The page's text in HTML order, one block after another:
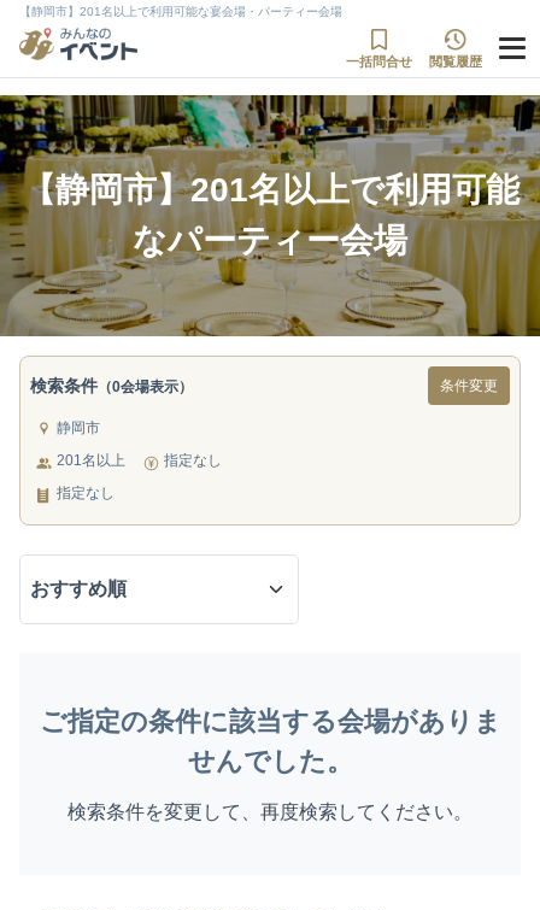
【静岡市】201名以上で利用可能な宴会場・パーティー会場
一括問合せ 閲覧履歴
【静岡市】201名以上で利用可能
なパーティー会場
検索条件 （0会場表示） 条件変更
静岡市
201名以上
指定なし
指定なし
ご指定の条件に該当する会場がありま
せんでした。
検索条件を変更して、再度検索してください。